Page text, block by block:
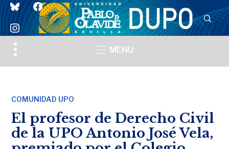
blueskyfacebook
instagram
Toggle
sidebar
MENU
COMUNIDAD UPO
El profesor de Derecho Civil
de la UPO Antonio José Vela,